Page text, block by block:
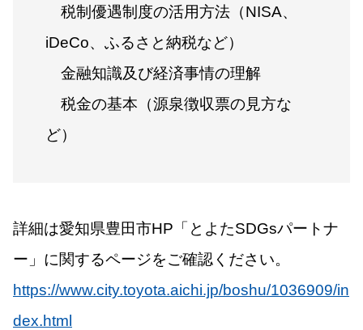
税制優遇制度の活用方法（NISA、
iDeCo、ふるさと納税など）
金融知識及び経済事情の理解
税金の基本（源泉徴収票の見方な
ど）
詳細は愛知県豊田市HP「とよたSDGsパートナ
ー」に関するページをご確認ください。
https://www.city.toyota.aichi.jp/boshu/1036909/in
dex.html